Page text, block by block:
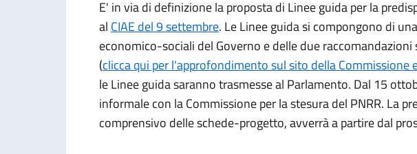
E' in via di definizione la proposta di Linee guida per la
al CIAE del 9 settembre. Le Linee guida si compongono di
economico-sociali del Governo e delle due
(clicca qui per l'approfondimento sul sito della Commissione
le Linee guida saranno trasmesse al Parlamento. Dal 15
informale con la Commissione per la stesura del PNRR. La
comprensivo delle schede-progetto, avverrà a partire dal